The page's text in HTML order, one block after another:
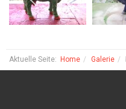
Aktuelle Seite: Home Galerie